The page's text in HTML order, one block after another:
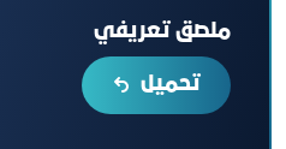
ملصق تعريفي
تحميل